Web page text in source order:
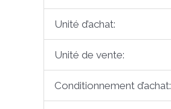
Unité d’achat:
Unité de vente:
Conditionnement d’achat: